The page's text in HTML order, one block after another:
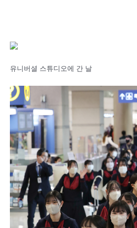
유니버셜 스튜디오에 간 날